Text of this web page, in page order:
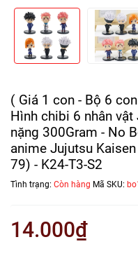
( Giá 1 con - Bộ 6
Hình chibi 6 nhân
nặng 300Gram - No
anime Jujutsu
79) - K24-T3-S2
Tình trạng: Còn hàng Mã SKU:
14.000₫